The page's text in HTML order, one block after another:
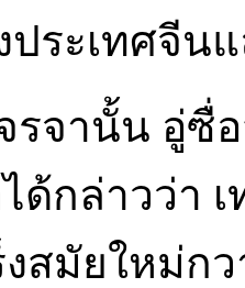
ระเทศจีน
รจานั้น อู่ซื่
ด้กล่าวว่า
สมัยใหม่ก